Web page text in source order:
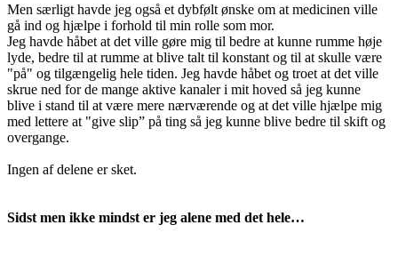
Men særligt havde jeg også et dybfølt ønske om at medicinen ville
gå ind og hjælpe i forhold til min rolle som mor.
Jeg havde håbet at det ville gøre mig til bedre at kunne rumme høje
lyde, bedre til at rumme at blive talt til konstant og til at skulle være
"på" og tilgængelig hele tiden. Jeg havde håbet og troet at det ville
skrue ned for de mange aktive kanaler i mit hoved så jeg kunne
blive i stand til at være mere nærværende og at det ville hjælpe mig
med lettere at "give slip” på ting så jeg kunne blive bedre til skift og
overgange.
Ingen af delene er sket.
Sidst men ikke mindst er jeg alene med det hele…